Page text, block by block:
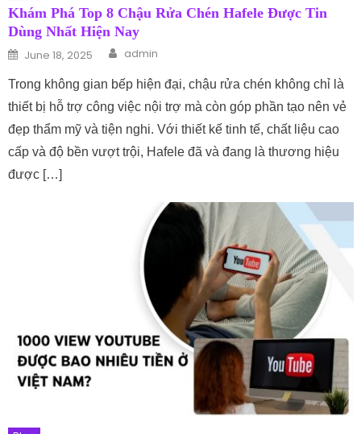
Khám Phá Top 8 Chậu Rửa Chén Hafele Được Tin
Dùng Nhất Hiện Nay
Posted on
June 18, 2025 Author
admin
Trong không gian bếp hiện đại, chậu rửa chén không chỉ là
thiết bị hỗ trợ công việc nội trợ mà còn góp phần tạo nên vẻ
đẹp thẩm mỹ và tiện nghi. Với thiết kế tinh tế, chất liệu cao
cấp và độ bền vượt trội, Hafele đã và đang là thương hiệu
được […]